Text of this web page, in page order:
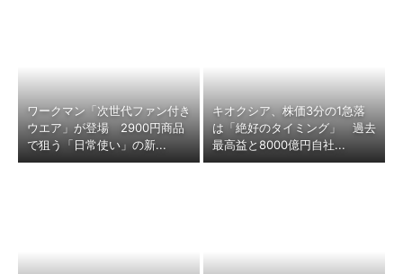
ワークマン「次世代ファン付き
ウエア」が登場 2900円商品
で狙う「日常使い」の新...
キオクシア、株価3分の1急落
は「絶好のタイミング」 過去
最高益と8000億円自社...